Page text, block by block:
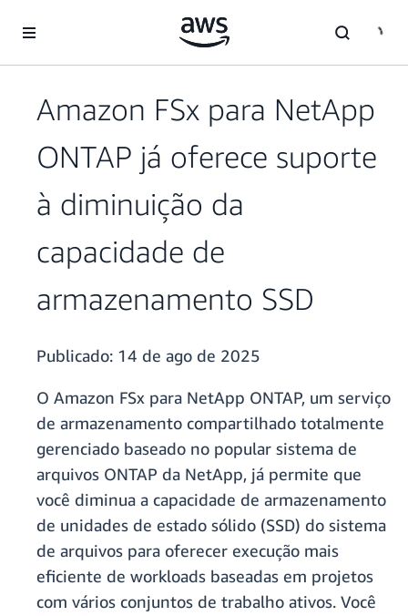
Pular para o conteúdo principal
Amazon FSx para NetApp
ONTAP já oferece suporte
à diminuição da
capacidade de
armazenamento SSD
Publicado: 14 de ago de 2025
O Amazon FSx para NetApp ONTAP, um serviço
de armazenamento compartilhado totalmente
gerenciado baseado no popular sistema de
arquivos ONTAP da NetApp, já permite que
você diminua a capacidade de armazenamento
de unidades de estado sólido (SSD) do sistema
de arquivos para oferecer execução mais
eficiente de workloads baseadas em projetos
com vários conjuntos de trabalho ativos. Você